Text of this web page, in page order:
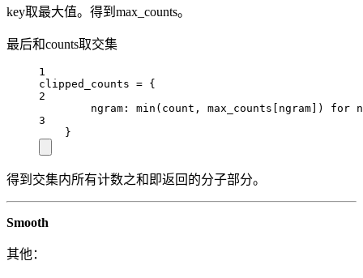
key取最大值。得到max_counts。
最后和counts取交集
1
clipped_counts = {
2
ngram: min (count, max_counts[ngram]) for
3
}
得到交集内所有计数之和即返回的分子部分。
Smooth
其他：